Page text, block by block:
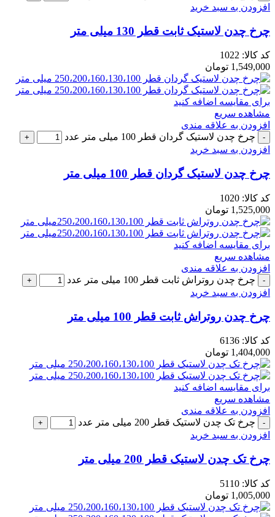
افزودن به سبد خرید
چرخ چدن لاستیک ثابت قطر 130 میلی متر
کد کالا: 1022
1,549,000 تومان
برای مقایسه اضافه کنید
مشاهده سریع
افزودن به علاقه مندی
چرخ چدن لاستیک گردان قطر 100 میلی متر عدد
افزودن به سبد خرید
چرخ چدن لاستیک گردان قطر 100 میلی متر
کد کالا: 1020
1,525,000 تومان
برای مقایسه اضافه کنید
مشاهده سریع
افزودن به علاقه مندی
چرخ چدن روتراش ثابت قطر 100 میلی متر عدد
افزودن به سبد خرید
چرخ چدن روتراش ثابت قطر 100 میلی متر
کد کالا: 6136
1,404,000 تومان
برای مقایسه اضافه کنید
مشاهده سریع
افزودن به علاقه مندی
چرخ تک چدن لاستیک قطر 200 میلی متر عدد
افزودن به سبد خرید
چرخ تک چدن لاستیک قطر 200 میلی متر
کد کالا: 5110
1,005,000 تومان